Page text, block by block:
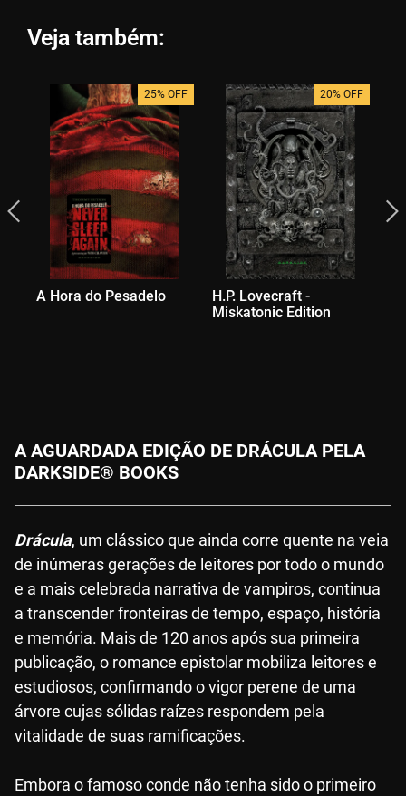
Veja também:
25% OFF
A Hora do Pesadelo
20% OFF
H.P. Lovecraft -
Miskatonic Edition
A AGUARDADA EDIÇÃO DE DRÁCULA PELA
DARKSIDE® BOOKS
Drácula, um clássico que ainda corre quente na veia
de inúmeras gerações de leitores por todo o mundo
e a mais celebrada narrativa de vampiros, continua
a transcender fronteiras de tempo, espaço, história
e memória. Mais de 120 anos após sua primeira
publicação, o romance epistolar mobiliza leitores e
estudiosos, confirmando o vigor perene de uma
árvore cujas sólidas raízes respondem pela
vitalidade de suas ramificações.
Embora o famoso conde não tenha sido o primeiro